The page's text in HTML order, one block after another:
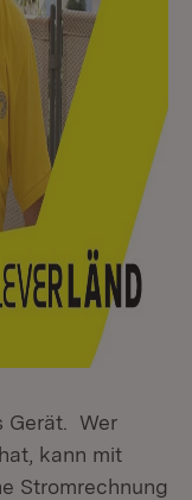
Gerät. Wer
kann mit
Stromrechnung